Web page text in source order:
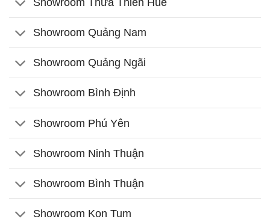
Showroom Thừa Thiên Huế
Showroom Quảng Nam
Showroom Quảng Ngãi
Showroom Bình Định
Showroom Phú Yên
Showroom Ninh Thuận
Showroom Bình Thuận
Showroom Kon Tum